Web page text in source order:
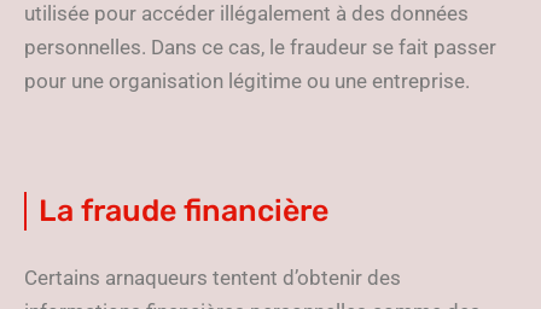
utilisée pour accéder illégalement à des données
personnelles. Dans ce cas, le fraudeur se fait passer
pour une organisation légitime ou une entreprise.
La fraude financière
Certains arnaqueurs tentent d’obtenir des